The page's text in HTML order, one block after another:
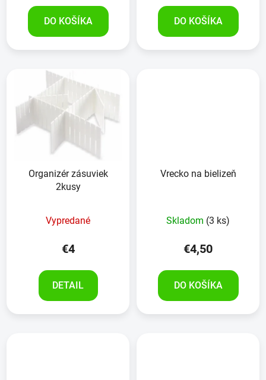
DO KOŠÍKA DO KOŠÍKA
Organizér zásuviek
2kusy
Vypredané
€4
DETAIL
Vrecko na bielizeň
Skladom (3 ks)
€4,50
DO KOŠÍKA